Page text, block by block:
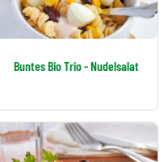
Buntes Bio Trio - Nudelsalat